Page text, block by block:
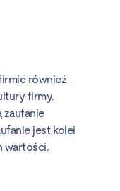
również
firmy.
zaufanie
jest kolei
wartości.